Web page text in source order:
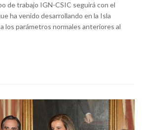
de trabajo IGN-CSIC seguirá con el
ha venido desarrollando en la Isla
los parámetros normales anteriores al